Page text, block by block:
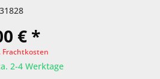
€ *
Frachtkosten
2-4 Werktage